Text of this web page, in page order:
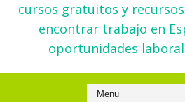
cursos gratuitos y
encontrar trabajo en
oportunidades